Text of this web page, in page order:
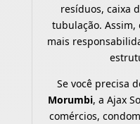
resíduos, caixa
tubulação.
mais
Se você precisa
Morumbi, a Ajax
comércios,